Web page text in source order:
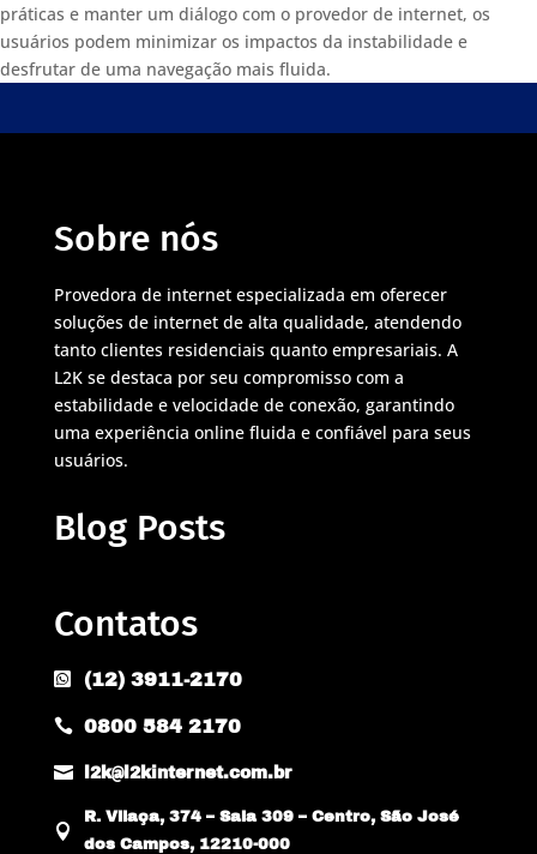
práticas e manter um diálogo com o provedor de internet, os
usuários podem minimizar os impactos da instabilidade e
desfrutar de uma navegação mais fluida.
Sobre nós
Provedora de internet especializada em oferecer
soluções de internet de alta qualidade, atendendo
tanto clientes residenciais quanto empresariais. A
L2K se destaca por seu compromisso com a
estabilidade e velocidade de conexão, garantindo
uma experiência online fluida e confiável para seus
usuários.
Blog Posts
Contatos
 (12) 3911-2170
 0800 584 2170
 l2k@l2kinternet.com.br

R. Vilaça, 374 – Sala 309 – Centro, São José
dos Campos, 12210-000